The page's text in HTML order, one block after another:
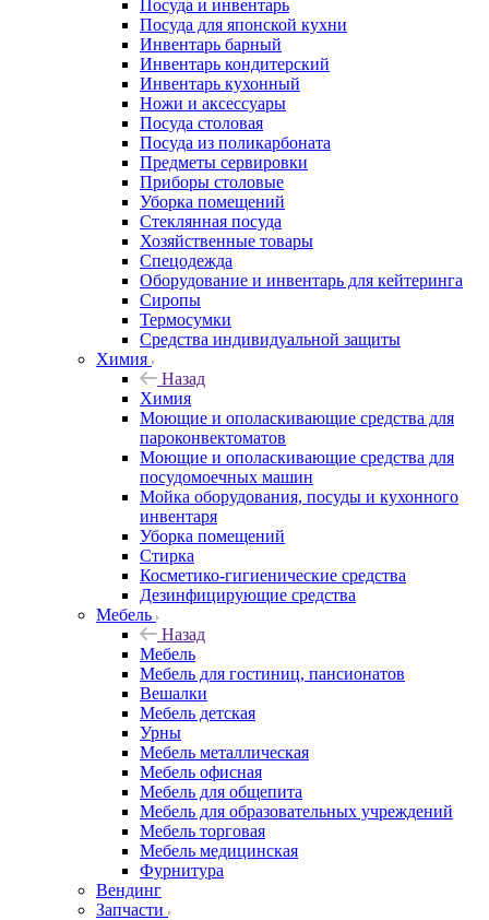
Посуда и инвентарь
Посуда для японской кухни
Инвентарь барный
Инвентарь кондитерский
Инвентарь кухонный
Ножи и аксессуары
Посуда столовая
Посуда из поликарбоната
Предметы сервировки
Приборы столовые
Уборка помещений
Стеклянная посуда
Хозяйственные товары
Спецодежда
Оборудование и инвентарь для кейтеринга
Сиропы
Термосумки
Средства индивидуальной защиты
Химия
Назад
Химия
Моющие и ополаскивающие средства для
пароконвектоматов
Моющие и ополаскивающие средства для
посудомоечных машин
Мойка оборудования, посуды и кухонного
инвентаря
Уборка помещений
Стирка
Косметико-гигиенические средства
Дезинфицирующие средства
Мебель
Назад
Мебель
Мебель для гостиниц, пансионатов
Вешалки
Мебель детская
Урны
Мебель металлическая
Мебель офисная
Мебель для общепита
Мебель для образовательных учреждений
Мебель торговая
Мебель медицинская
Фурнитура
Вендинг
Запчасти